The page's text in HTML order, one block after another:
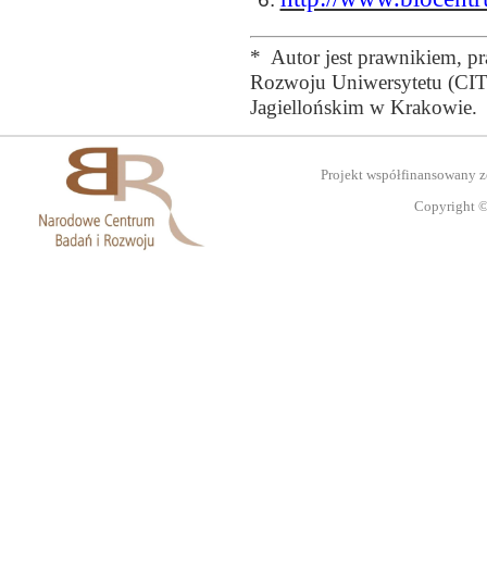
* Autor jest prawnikiem,
Rozwoju Uniwersytetu
Jagiellońskim w Krakowie.
Projekt współfinansowany
Copyright ©